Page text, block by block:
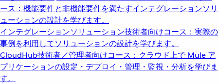
ース：機能要件と非機能要件を満たすインテグレーションソリ
ューションの設計を学びます。
インテグレーションソリューション技術者向けコース：実際の
事例を利用してソリューションの設計を学びます。
CloudHub技術者／管理者向けコース：クラウド上で Mule ア
プリケーションの設定・デプロイ・管理・監視・分析を学びま
す。